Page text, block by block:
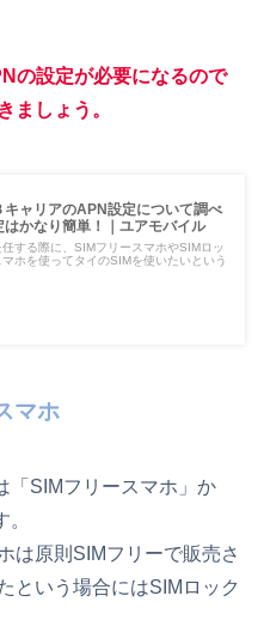
の設定が必要になるので
ましょう。
キャリアのAPN設定について調べ
はかなり簡単！｜ユアモバイル
する際に、SIMフリースマホやSIMロッ
ホを使ってタイのSIMを使いたいという
マホ
「SIMフリースマホ」か
は原則SIMフリーで販売さ
という場合にはSIMロック